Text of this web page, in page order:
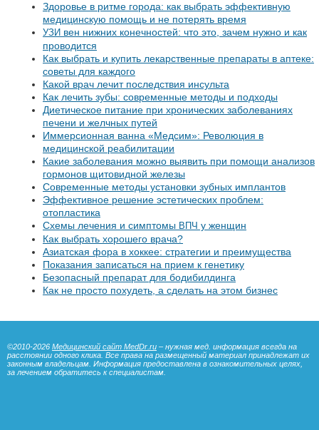
Здоровье в ритме города: как выбрать эффективную
медицинскую помощь и не потерять время
УЗИ вен нижних конечностей: что это, зачем нужно и как
проводится
Как выбрать и купить лекарственные препараты в аптеке:
советы для каждого
Какой врач лечит последствия инсульта
Как лечить зубы: современные методы и подходы
Диетическое питание при хронических заболеваниях
печени и желчных путей
Иммерсионная ванна «Медсим»: Революция в
медицинской реабилитации
Какие заболевания можно выявить при помощи анализов
гормонов щитовидной железы
Современные методы установки зубных имплантов
Эффективное решение эстетических проблем:
отопластика
Схемы лечения и симптомы ВПЧ у женщин
Как выбрать хорошего врача?
Азиатская фора в хоккее: стратегии и преимущества
Показания записаться на прием к генетику
Безопасный препарат для бодибилдинга
Как не просто похудеть, а сделать на этом бизнес
©2010-2026 Медицинский сайт MedDr.ru – нужная мед. информация всегда на
расстоянии одного клика. Все права на размещенный материал принадлежат их
законным владельцам. Информация предоставлена в ознакомительных целях,
за лечением обратитесь к специалистам.